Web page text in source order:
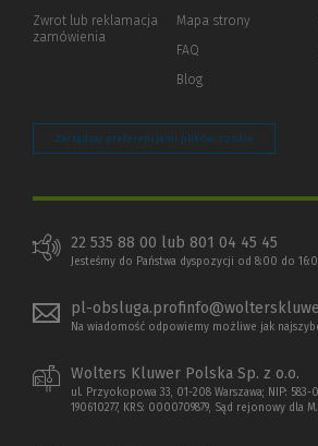
innej
Zwrot lub reklamacja
zamówienia
Mapa strony
FAQ
Blog
Zarządzaj preferencjami plików cookie
22 535 88 00 lub 801 04 45 45
Jesteśmy do Państwa dyspozycji od 8:00 do
pl-
Na wiadomość odpowiemy możliwe jak
Wolters Kluwer Polska Sp. z o.o.
ul. Przyokopowa 33, 01-208 Warszawa; NIP: 583-
190610277, KRS: 0000709879, Sąd rejonowy dla